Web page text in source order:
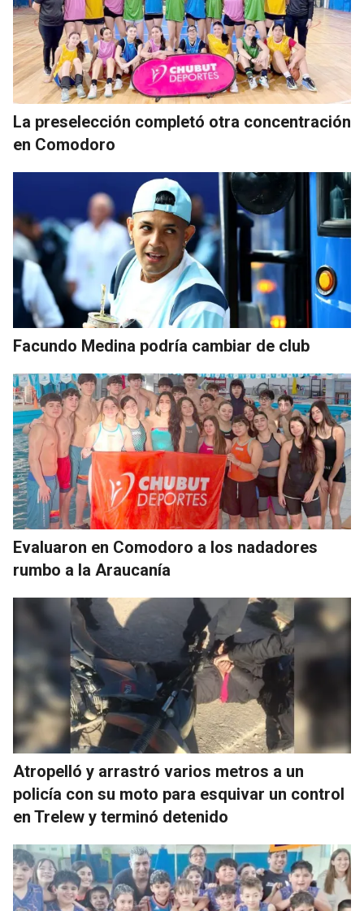
La preselección completó otra concentración
en Comodoro
Facundo Medina podría cambiar de club
Evaluaron en Comodoro a los nadadores
rumbo a la Araucanía
Atropelló y arrastró varios metros a un
policía con su moto para esquivar un control
en Trelew y terminó detenido